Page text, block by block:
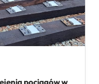
pociągów w